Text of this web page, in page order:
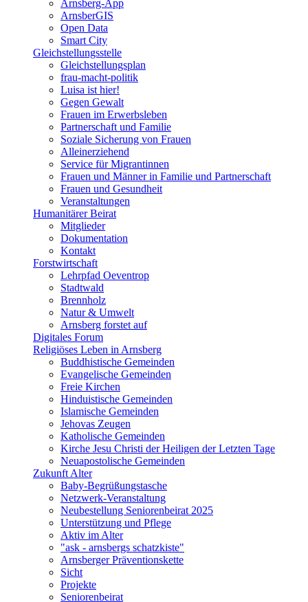
Arnsberg-App
ArnsberGIS
Open Data
Smart City
Gleichstellungsstelle
Gleichstellungsplan
frau-macht-politik
Luisa ist hier!
Gegen Gewalt
Frauen im Erwerbsleben
Partnerschaft und Familie
Soziale Sicherung von Frauen
Alleinerziehend
Service für Migrantinnen
Frauen und Männer in Familie und Partnerschaft
Frauen und Gesundheit
Veranstaltungen
Humanitärer Beirat
Mitglieder
Dokumentation
Kontakt
Forstwirtschaft
Lehrpfad Oeventrop
Stadtwald
Brennholz
Natur & Umwelt
Arnsberg forstet auf
Digitales Forum
Religiöses Leben in Arnsberg
Buddhistische Gemeinden
Evangelische Gemeinden
Freie Kirchen
Hinduistische Gemeinden
Islamische Gemeinden
Jehovas Zeugen
Katholische Gemeinden
Kirche Jesu Christi der Heiligen der Letzten Tage
Neuapostolische Gemeinden
Zukunft Alter
Baby-Begrüßungstasche
Netzwerk-Veranstaltung
Neubestellung Seniorenbeirat 2025
Unterstützung und Pflege
Aktiv im Alter
"ask - arnsbergs schatzkiste"
Arnsberger Präventionskette
Sicht
Projekte
Seniorenbeirat